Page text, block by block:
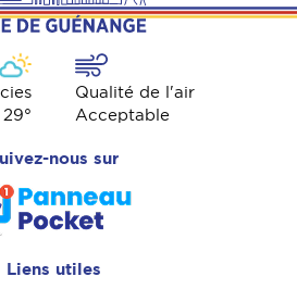
29°
Qualité de l'air
Acceptable
nous sur
Liens utiles